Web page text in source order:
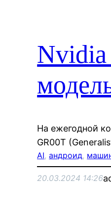
На ежегодной
GR00T
AI, андроид,
20.03.2024 14:26